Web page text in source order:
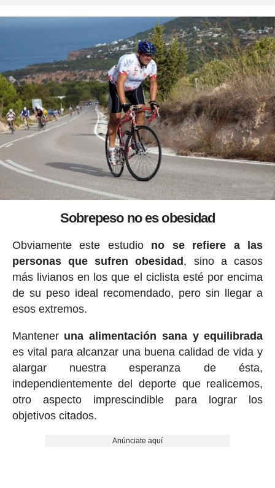
Sobrepeso no es obesidad
Obviamente este estudio no se refiere a las
personas que sufren obesidad, sino a casos
más livianos en los que el ciclista esté por encima
de su peso ideal recomendado, pero sin llegar a
esos extremos.
Mantener una alimentación sana y equilibrada
es vital para alcanzar una buena calidad de vida y
alargar nuestra esperanza de ésta,
independientemente del deporte que realicemos,
otro aspecto imprescindible para lograr los
objetivos citados.
Anúnciate aquí